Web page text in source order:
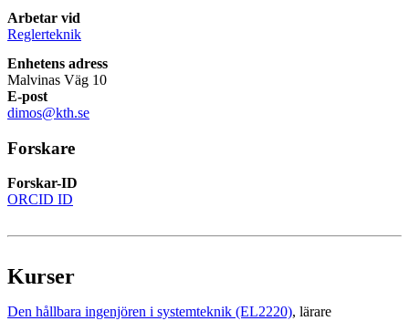
Arbetar vid
Reglerteknik
Enhetens adress
Malvinas Väg 10
E-post
dimos@kth.se
Forskare
Forskar-ID
ORCID ID
Kurser
Den hållbara ingenjören i systemteknik (EL2220), lärare